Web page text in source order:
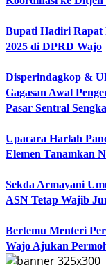
Bupati Hadiri Rapat
2025 di DPRD Wajo
Disperindagkop &
Gagasan Awal
Pasar Sentral
Upacara Harlah
Elemen Tanamkan
Sekda Armayani
ASN Tetap Wajib
Bertemu Menteri
Wajo Ajukan